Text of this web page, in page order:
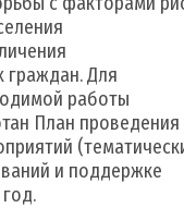
граждан. Для
работы
План проведения
и поддержке